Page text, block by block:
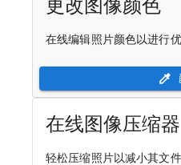
更改图像颜色
在线编辑照片颜色以进行优
在线图像压缩器
轻松压缩照片以减小其文